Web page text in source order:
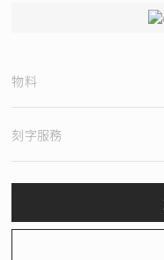
物料
刻字服務